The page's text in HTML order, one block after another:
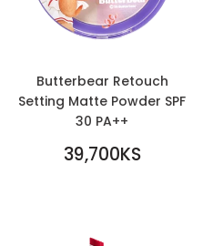
Butterbear Retouch
Setting Matte Powder SPF
30 PA++
REGULAR
39,700KS